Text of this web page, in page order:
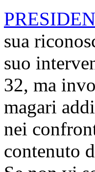
sua
suo
32, ma
magari
nei
contenuto